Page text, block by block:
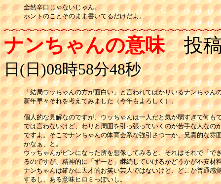
全然辛口じゃないじゃん。
ナンちゃんの意味投稿
日(日)08時58分48秒
「結局ウッちゃんの方が面白い」と言われてばかりいるナンちゃん
新年早々それを考えてみました（今年もよろしく）。
個人的な見解なのですが、ウッちゃんは一人だと気が弱すぎて何も
では言わないけど、わりと周囲を引っ張っていくのが苦手な人なの
ですよ。そこでナンちゃんの体育会系な強引さつーか、兄貴的な雰
かなぁ、と。
ウッちゃんがピンになった所を想像してみると、それはそれで「で
るのですが、精神的に「ずーと」継続していけるかどうかが不安材
ナンちゃんは確かに天才的お笑い芸人ではないけど、どこか普通感
するし、ある意味ヒロミっぽいし。